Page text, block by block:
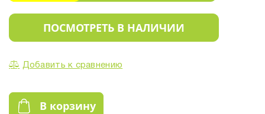
ПОСМОТРЕТЬ В НАЛИЧИИ
Добавить к сравнению
В корзину